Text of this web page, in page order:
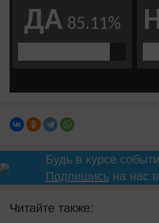
Будь в курсе
Подпишисьна нас
Читайте также: